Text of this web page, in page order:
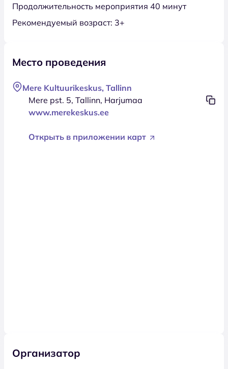
Продолжительность мероприятия 40 минут
Рекомендуемый возраст: 3+
Место проведения
Mere Kultuurikeskus, Tallinn
Mere pst. 5, Tallinn, Harjumaa
www.merekeskus.ee
Открыть в приложении карт
Организатор